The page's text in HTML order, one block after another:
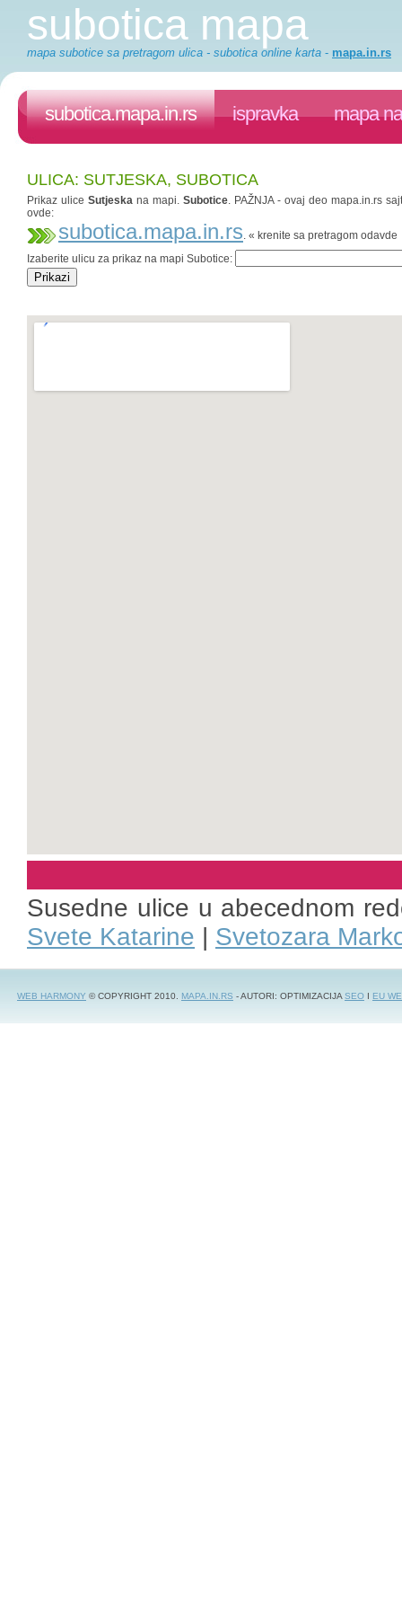
subotica mapa
mapa subotice sa pretragom ulica - subotica online karta - mapa.in.rs
subotica.mapa.in.rs ispravka mapa
ULICA: SUTJESKA, SUBOTICA
Prikaz ulice Sutjeska na mapi. Subotice. PAŽNJA - ovaj deo mapa.in.rs
ovde:
subotica.mapa.in.rs. « krenite sa pretragom odavde
Izaberite ulicu za prikaz na mapi Subotice:
Susedne ulice u abecednom
Svete Katarine | Svetozara
WEB HARMONY © COPYRIGHT 2010. MAPA.IN.RS - AUTORI: OPTIMIZACIJASEO I EU